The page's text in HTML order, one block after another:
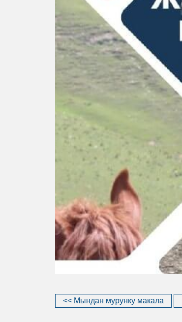
<< Мындан мурунку макала